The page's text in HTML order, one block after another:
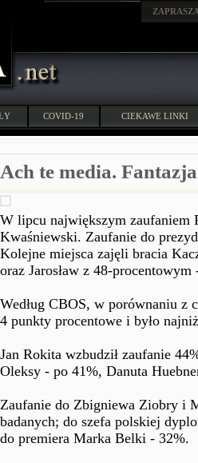
COVID-19 CIEKAWE LINKI
Ach te media.
W lipcu największym zaufaniem
Kwaśniewski. Zaufanie do
Kolejne miejsca zajęli bracia
oraz Jarosław z 48-
Według CBOS, w porównaniu z
4 punkty procentowe i było
Jan Rokita wzbudził zaufanie
Oleksy - po 41%, Danuta
Zaufanie do Zbigniewa Ziobry i
badanych; do szefa polskiej
do premiera Marka Belki - 32%.